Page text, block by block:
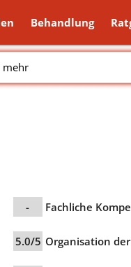
Behandlung
mehr
- Fachliche
5.0/5 Organisation